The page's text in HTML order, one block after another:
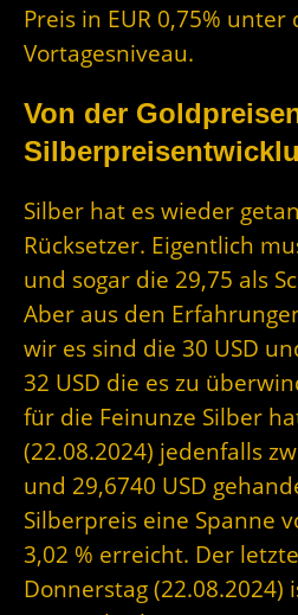
Preis in EUR 0,75% unter
Vortagesniveau.
Von der
Silber hat es wieder
Rücksetzer. Eigentlich
und sogar die 29,75 als
Aber aus den
wir es sind die 30 USD
32 USD die es zu
für die Feinunze Silber
(22.08.2024) jedenfalls
und 29,6740 USD
Silberpreis eine Spanne
3,02 % erreicht. Der
Donnerstag (22.08.2024)